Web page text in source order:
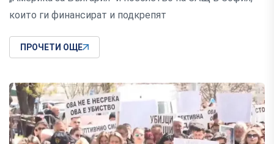
които ги финансират и подкрепят
ПРОЧЕТИ ОЩЕ